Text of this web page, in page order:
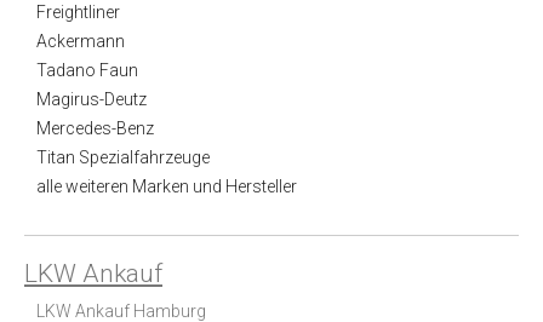
Freightliner
Ackermann
Tadano Faun
Magirus-Deutz
Mercedes-Benz
Titan Spezialfahrzeuge
alle weiteren Marken und Hersteller
LKW Ankauf
LKW Ankauf Hamburg